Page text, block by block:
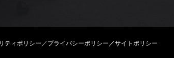
ティポリシー／プライバシーポリシー／サイトポリシー